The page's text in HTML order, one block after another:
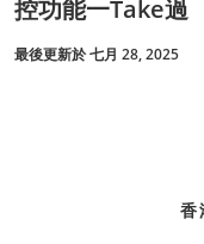
控功能一Take過
最後更新於 七月 28, 2025
香